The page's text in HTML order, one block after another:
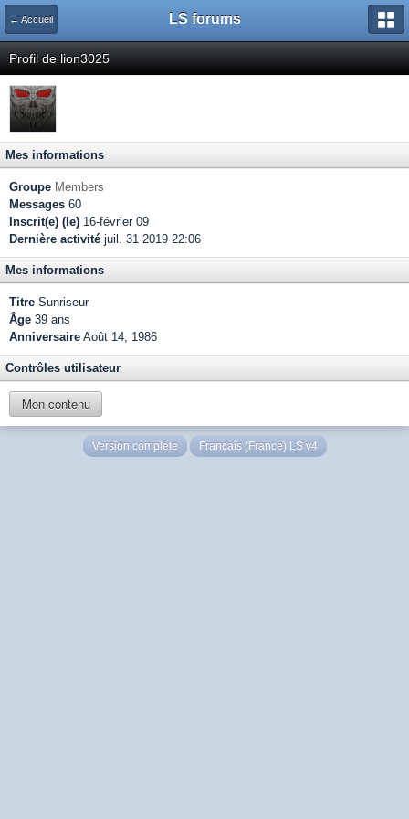
← Accueil LS forums
Profil de lion3025
Mes informations
Groupe Members
Messages 60
Inscrit(e) (le) 16-février 09
Dernière activité juil. 31 2019 22:06
Mes informations
Titre Sunriseur
Âge 39 ans
Anniversaire Août 14, 1986
Contrôles utilisateur
Mon contenu
Version complète Français (France) LS v4